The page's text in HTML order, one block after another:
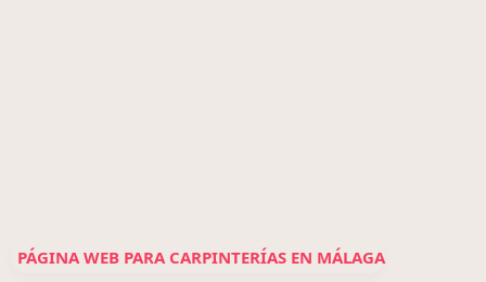
PÁGINA WEB PARA CARPINTERÍAS EN MÁLAGA